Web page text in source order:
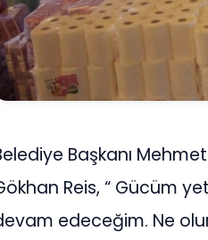
Başkanı
Reis, “ Gücüm
edeceğim. Ne olur